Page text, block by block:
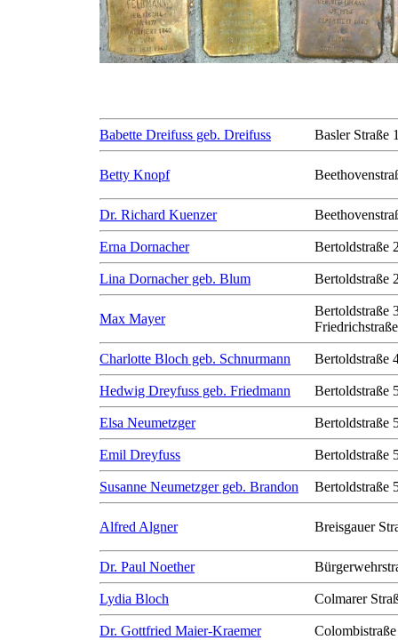
Babette Dreifuss geb. Dreifuss Basler Straße
Betty Knopf
Dr. Richard Kuenzer
Erna Dornacher Bertoldstraße
Lina Dornacher geb. Blum Bertoldstraße
Max Mayer
Bertoldstraße
Charlotte Bloch geb. Schnurmann Bertoldstraße
Hedwig Dreyfuss geb. Friedmann Bertoldstraße
Elsa Neumetzger Bertoldstraße
Emil Dreyfuss Bertoldstraße
Susanne Neumetzger geb. Brandon Bertoldstraße
Alfred Algner Breisgauer
Dr. Paul Noether
Lydia Bloch Colmarer
Dr. Gottfried Maier-Kraemer